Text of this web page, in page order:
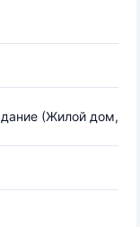
(Жилой дом,